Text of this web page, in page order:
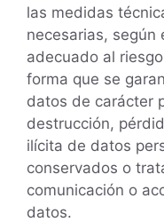
las medidas
necesarias, según
adecuado al
forma que se
datos de carácter
destrucción,
ilícita de datos
conservados o
comunicación o
datos.